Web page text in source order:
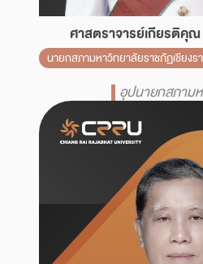
ศาสตราจารย์เกียรติคุ
นายกสภามหาวิทยาลัยราชภัฏเชียงร
อุปนายกสภาม